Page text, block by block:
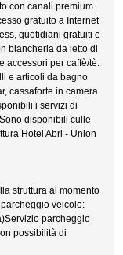
con canali premium
gratuito a Internet
quotidiani gratuiti e
biancheria da letto di
accessori per caffè/tè.
e articoli da bagno
cassaforte in camera
i servizi di
disponibili culle
Hotel Abri - Union
struttura al momento
veicolo:
parcheggio
possibilità di